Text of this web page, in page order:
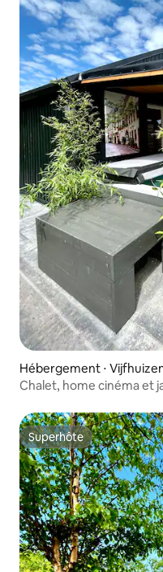
Hébergement ⋅
Chalet, home cinéma et
Superhôte
Superhôte